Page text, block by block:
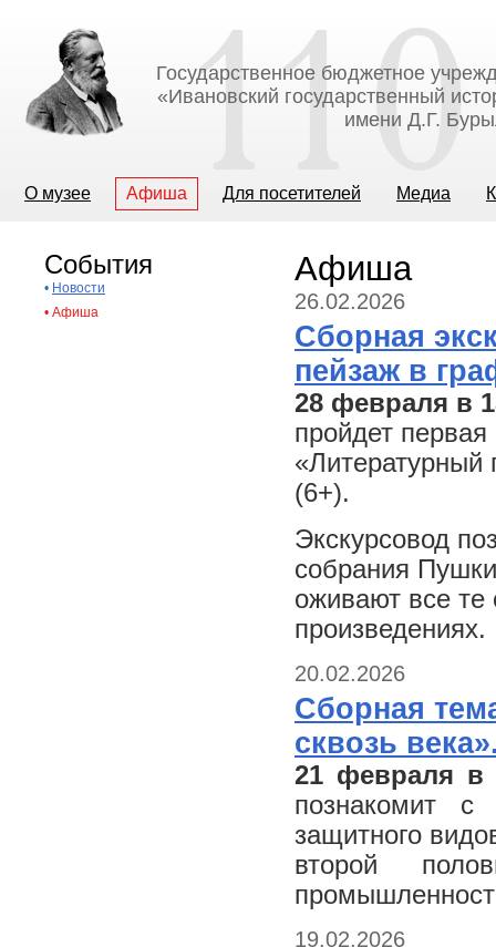
Государственное бюджетное
«Ивановский государственный
имени Д.Г.
О музее Афиша Для посетителей Медиа
События
• Новости
• Афиша
Афиша
26.02.2026
Сборная
пейзаж в
28 февраля в
пройдет первая
«Литературный
(6+).
Экскурсовод
собрания
оживают все
произведениях.
20.02.2026
Сборная
сквозь
21 февраля в
познакомит с
защитного
второй
19.02.2026